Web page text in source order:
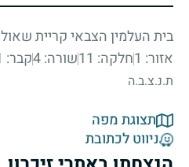
בית העלמין הצבאי קריית שאול
אזור: 1
חלקה: 11 שורה: 4 קבר: 1
ת.נ.צ.ב.ה
תצוגת מפה
ניווט לכתובת